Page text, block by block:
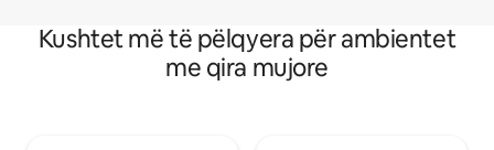
Kushtet më të pëlqyera për ambientet
me qira mujore